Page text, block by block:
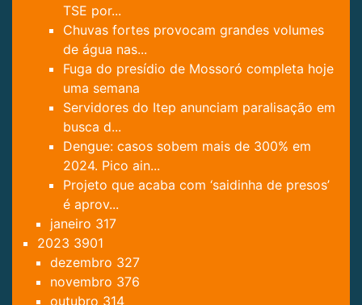
TSE por...
Chuvas fortes provocam grandes volumes
de água nas...
Fuga do presídio de Mossoró completa hoje
uma semana
Servidores do Itep anunciam paralisação em
busca d...
Dengue: casos sobem mais de 300% em
2024. Pico ain...
Projeto que acaba com ‘saidinha de presos’
é aprov...
janeiro 317
2023 3901
dezembro 327
novembro 376
outubro 314